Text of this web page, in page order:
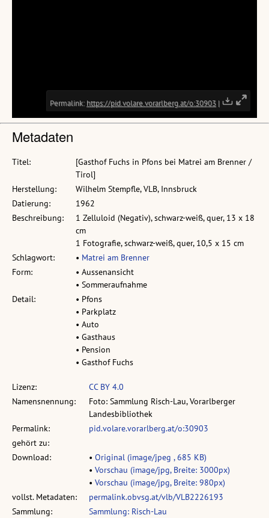
Metadaten
Titel:
[Gasthof Fuchs in Pfons bei Matrei am Brenner /
Tirol]
Herstellung:
Wilhelm Stempfle, VLB, Innsbruck
Datierung:
1962
Beschreibung:
1 Zelluloid (Negativ), schwarz-weiß, quer, 13 x 18
cm
1 Fotografie, schwarz-weiß, quer, 10,5 x 15 cm
Schlagwort:
• Matrei am Brenner
Form:
• Aussenansicht
• Sommeraufnahme
Detail:
• Pfons
• Parkplatz
• Auto
• Gasthaus
• Pension
• Gasthof Fuchs
Lizenz:
CC BY 4.0
Namensnennung:
Foto: Sammlung Risch-Lau, Vorarlberger
Landesbibliothek
Permalink:
pid.volare.vorarlberg.at/o:30903
gehört zu:
Download:
• Original (image/jpeg , 685 KB)
• Vorschau (image/jpg, Breite: 3000px)
• Vorschau (image/jpg, Breite: 980px)
vollst. Metadaten:
permalink.obvsg.at/vlb/VLB2226193
Sammlung:
Sammlung: Risch-Lau